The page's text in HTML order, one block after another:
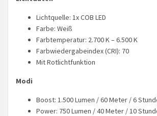
Lichtquelle: 1x COB LED
Farbe: Weiß
Farbtemperatur: 2.700 K – 6.500 K
Farbwiedergabeindex (CRI): 70
Mit Rotlichtfunktion
Modi
Boost: 1.500 Lumen / 60 Meter / 6
Power: 750 Lumen / 40 Meter / 10